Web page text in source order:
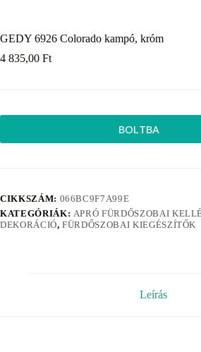
GEDY 6926 Colorado kampó, króm
4 835,00 Ft
BOLTBA
CIKKSZÁM: 066BC9F7A99E
KATEGÓRIÁK: APRÓ FÜRDŐSZOBAI
DEKORÁCIÓ,FÜRDŐSZOBAI KIEGÉSZÍTŐK
Leírás